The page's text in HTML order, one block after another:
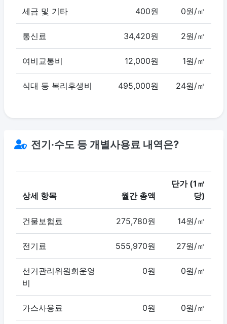
세금 및 기타 400원 0원/㎡
통신료 34,420원 2원/㎡
여비교통비 12,000원 1원/㎡
식대 등 복리후생비 495,000원 24원/㎡
전기·수도 등 개별사용료 내역은?
상세 항목 월간 총액
단가 (1㎡
당)
건물보험료 275,780원 14원/㎡
전기료 555,970원 27원/㎡
선거관리위원회운영
비
0원 0원/㎡
가스사용료 0원 0원/㎡